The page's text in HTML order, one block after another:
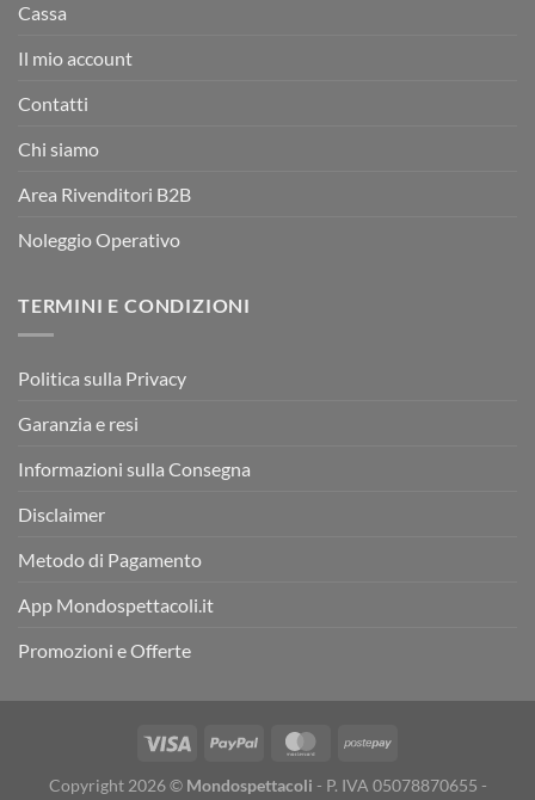
Cassa
Il mio account
Contatti
Chi siamo
Area Rivenditori B2B
Noleggio Operativo
TERMINI E CONDIZIONI
Politica sulla Privacy
Garanzia e resi
Informazioni sulla Consegna
Disclaimer
Metodo di Pagamento
App Mondospettacoli.it
Promozioni e Offerte
Copyright 2026 © Mondospettacoli - P. IVA 05078870655 -